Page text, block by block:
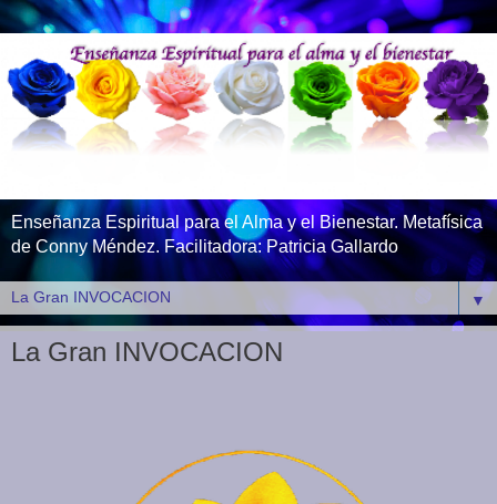
Enseñanza Espiritual para el Alma y el Bienestar. Metafísica
de Conny Méndez. Facilitadora: Patricia Gallardo
▼
La Gran INVOCACION